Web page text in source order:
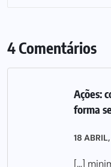
4 Comentários
Ações:
forma
18
[…]